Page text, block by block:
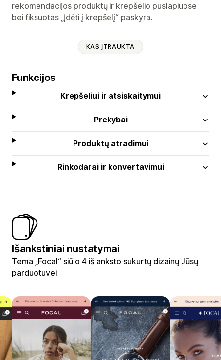
rekomendacijos produktų ir krepšelio puslapiuose
bei fiksuotas „Įdėti į krepšelį“ paskyra.
KAS ĮTRAUKTA
Funkcijos
Krepšeliui ir atsiskaitymui
Prekybai
Produktų atradimui
Rinkodarai ir konvertavimui
Išankstiniai nustatymai
Tema „Focal“ siūlo 4 iš anksto sukurtų dizainų Jūsų
parduotuvei